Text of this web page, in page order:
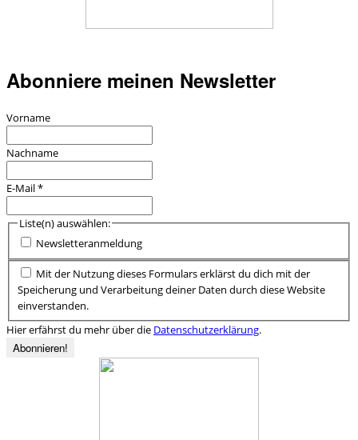
Abonniere meinen Newsletter
Vorname
Nachname
E-Mail*
Liste(n) auswählen:
Newsletteranmeldung
Mit der Nutzung dieses Formulars erklärst du dich mit der
Speicherung und Verarbeitung deiner Daten durch diese Website
einverstanden.
Hier erfährst du mehr über die Datenschutzerklärung.